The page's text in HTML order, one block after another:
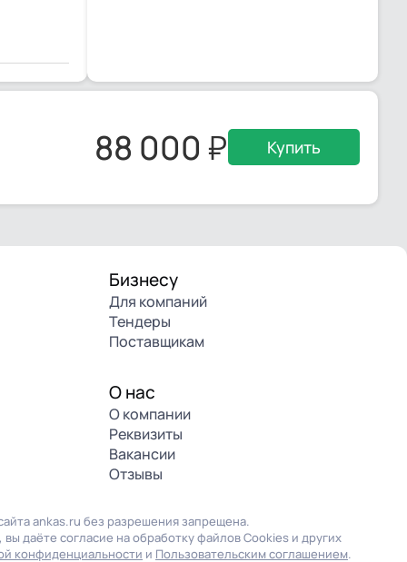
88 000 Купить
Бизнесу
Для компаний
Тендеры
Поставщикам
О нас
О компании
Реквизиты
Вакансии
Отзывы
ankas.ru без разрешения запрещена.
даёте согласие на обработку файлов Cookies и других
конфиденциальности и Пользовательским соглашением.